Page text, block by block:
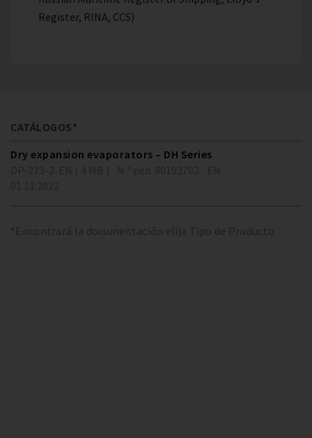
Register, RINA, CCS)
CATÁLOGOS*
Dry expansion evaporators – DH Series
*Encontrará la documentación elija Tipo de Producto